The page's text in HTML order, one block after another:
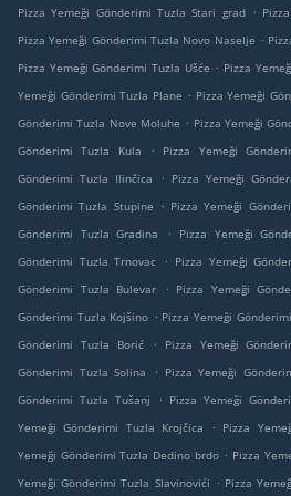
Pizza Yemeği Gönderimi Tuzla Stari grad .
Pizza Yemeği Gönderimi Tuzla Novo Naselje .
Pizza Yemeği Gönderimi Tuzla Ušće . Pizza
Yemeği Gönderimi Tuzla Plane . Pizza Yemeği
Gönderimi Tuzla Nove Moluhe . Pizza Yemeği
Gönderimi Tuzla Kula
. Pizza Yemeği
Gönderimi Tuzla Ilinčica
. Pizza Yemeği
Gönderimi Tuzla Stupine
. Pizza Yemeği
Gönderimi Tuzla Gradina
. Pizza Yemeği
Gönderimi Tuzla Trnovac
. Pizza Yemeği
Gönderimi Tuzla Bulevar
. Pizza Yemeği
Gönderimi Tuzla Kojšino . Pizza Yemeği
Gönderimi Tuzla Borić
. Pizza Yemeği
Gönderimi Tuzla Solina
. Pizza Yemeği
Gönderimi Tuzla Tušanj
. Pizza Yemeği
Yemeği Gönderimi Tuzla Krojčica
. Pizza
Yemeği Gönderimi Tuzla Dedino brdo . Pizza
Yemeği Gönderimi Tuzla Slavinovići . Pizza